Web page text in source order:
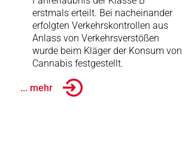
erstmals erteilt. Bei nacheinander
erfolgten Verkehrskontrollen aus
Anlass von Verkehrsverstößen
wurde beim Kläger der Konsum von
Cannabis festgestellt.
... mehr